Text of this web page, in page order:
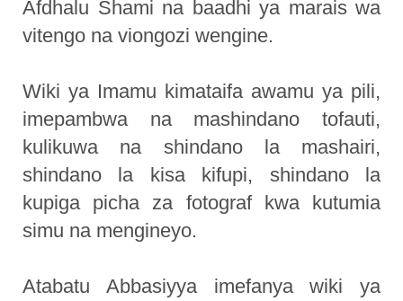
Afdhalu Shami na baadhi ya marais wa
vitengo na viongozi wengine.
Wiki ya Imamu kimataifa awamu ya pili,
imepambwa na mashindano tofauti,
kulikuwa na shindano la mashairi,
shindano la kisa kifupi, shindano la
kupiga picha za fotograf kwa kutumia
simu na mengineyo.
Atabatu Abbasiyya imefanya wiki ya